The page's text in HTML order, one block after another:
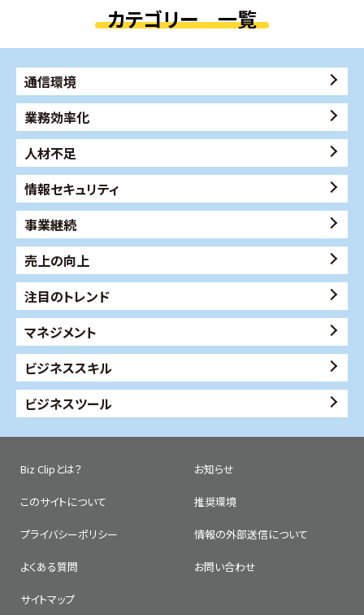
カテゴリー 一覧
通信環境
業務効率化
人材不足
情報セキュリティ
事業継続
売上の向上
注目のトレンド
マネジメント
ビジネススキル
ビジネスツール
Biz Clipとは？ お知らせ
このサイトについて 推奨環境
プライバシーポリシー 情報の外部送信について
よくある質問 お問い合わせ
サイトマップ